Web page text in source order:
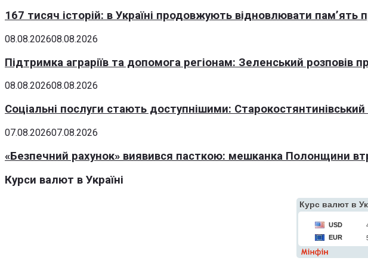
167 тисяч історій: в Україні продовжують відновлювати пам’ять
08.08.202608.08.2026
Підтримка аграріїв та допомога регіонам: Зеленський розповів
08.08.202608.08.2026
Соціальні послуги стають доступнішими:
07.08.202607.08.2026
«Безпечний рахунок» виявився пасткою: мешканка Полонщини
Курси валют в Україні